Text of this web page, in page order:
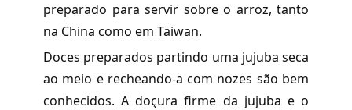
preparado para servir sobre o arroz, tanto
na China como em Taiwan.
Doces preparados partindo uma jujuba seca
ao meio e recheando-a com nozes são bem
conhecidos. A doçura firme da jujuba e o